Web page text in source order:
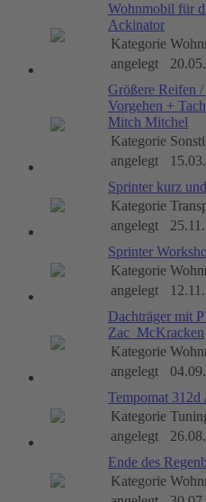
Wohnmobil für
Ackinator
Kategorie
angelegt
Größere Reifen
Vorgehen +
Mitch Mitchel
Kategorie
angelegt
Sprinter kurz
Kategorie
angelegt
Sprinter
Kategorie
angelegt
Dachträger mit
Zac_McKracken
Kategorie
angelegt
Tempomat
Kategorie
angelegt
Ende des
Kategorie